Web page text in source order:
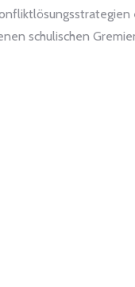
schulischen